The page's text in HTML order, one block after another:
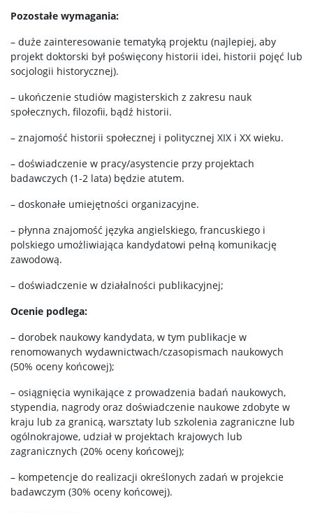
Pozostałe wymagania:
– duże zainteresowanie tematyką projektu (najlepiej, aby
projekt doktorski był poświęcony historii idei, historii pojęć lub
socjologii historycznej).
– ukończenie studiów magisterskich z zakresu nauk
społecznych, filozofii, bądź historii.
– znajomość historii społecznej i politycznej XIX i XX wieku.
– doświadczenie w pracy/asystencie przy projektach
badawczych (1-2 lata) będzie atutem.
– doskonałe umiejętności organizacyjne.
– płynna znajomość języka angielskiego, francuskiego i
polskiego umożliwiająca kandydatowi pełną komunikację
zawodową.
– doświadczenie w działalności publikacyjnej;
Ocenie podlega:
– dorobek naukowy kandydata, w tym publikacje w
renomowanych wydawnictwach/czasopismach naukowych
(50% oceny końcowej);
– osiągnięcia wynikające z prowadzenia badań naukowych,
stypendia, nagrody oraz doświadczenie naukowe zdobyte w
kraju lub za granicą, warsztaty lub szkolenia zagraniczne lub
ogólnokrajowe, udział w projektach krajowych lub
zagranicznych (20% oceny końcowej);
– kompetencje do realizacji określonych zadań w projekcie
badawczym (30% oceny końcowej).